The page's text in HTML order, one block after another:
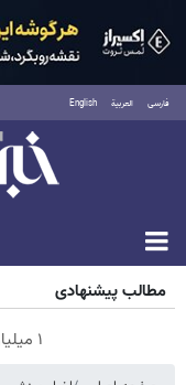
فارسی العربية English
جمعه ۱۶
مطالب پیشنهادی
۱ میلیارد اعتبار خرید طلا | بدون ضامن و چک